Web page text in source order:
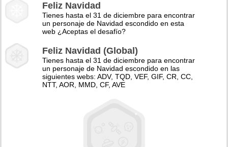
Feliz Navidad
Tienes hasta el 31 de diciembre para encontrar
un personaje de Navidad escondido en esta
web ¿Aceptas el desafío?
Feliz Navidad (Global)
Tienes hasta el 31 de diciembre para encontrar
un personaje de Navidad escondido en las
siguientes webs: ADV, TQD, VEF, GIF, CR, CC,
NTT, AOR, MMD, CF, AVE